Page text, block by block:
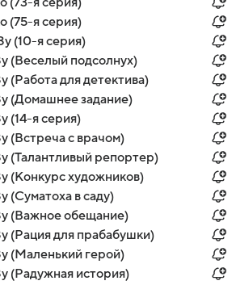
(75-я серия)
(10-я серия)
(Веселый подсолнух)
(Работа для детектива)
(Домашнее задание)
(14-я серия)
(Встреча с врачом)
(Талантливый репортер)
(Конкурс художников)
(Суматоха в саду)
(Важное обещание)
(Рация для прабабушки)
(Маленький герой)
(Радужная история)